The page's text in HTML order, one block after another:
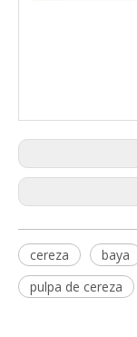
cereza baya
pulpa de cereza